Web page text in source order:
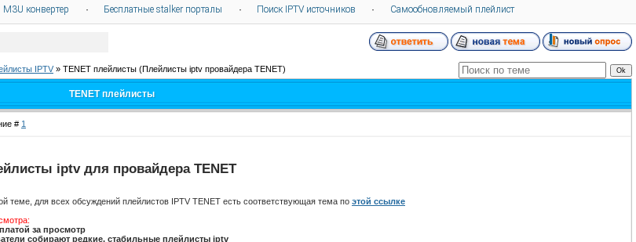
M3U конвертер · Бесплатные stalker порталы · Поиск IPTV источников · Самообновляемый плейлист
IPTV » TENET плейлисты (Плейлисты iptv провайдера TENET)
TENET плейлисты
# 1
iptv для провайдера TENET
теме, для всех обсуждений плейлистов IPTV TENET есть соответствующая тема по этой ссылке
за просмотр
собирают редкие, стабильные плейлисты iptv